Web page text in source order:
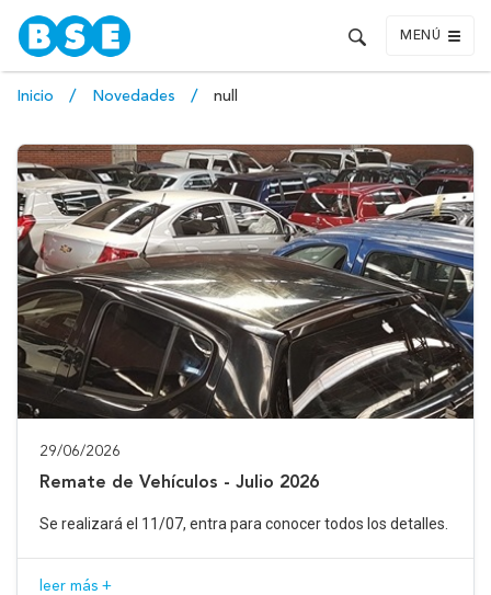
MENÚ
Inicio Novedades null
29/06/2026
Remate de Vehículos - Julio 2026
Se realizará el 11/07, entra para conocer todos los detalles.
leer más +